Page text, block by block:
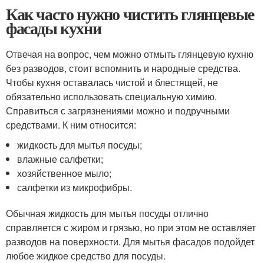
Как часто нужно чистить глянцевые
фасады кухни
Отвечая на вопрос, чем можно отмыть глянцевую кухню
без разводов, стоит вспомнить и народные средства.
Чтобы кухня оставалась чистой и блестящей, не
обязательно использовать специальную химию.
Справиться с загрязнениями можно и подручными
средствами. К ним относится:
жидкость для мытья посуды;
влажные салфетки;
хозяйственное мыло;
салфетки из микрофибры.
Обычная жидкость для мытья посуды отлично
справляется с жиром и грязью, но при этом не оставляет
разводов на поверхности. Для мытья фасадов подойдет
любое жидкое средство для посуды.